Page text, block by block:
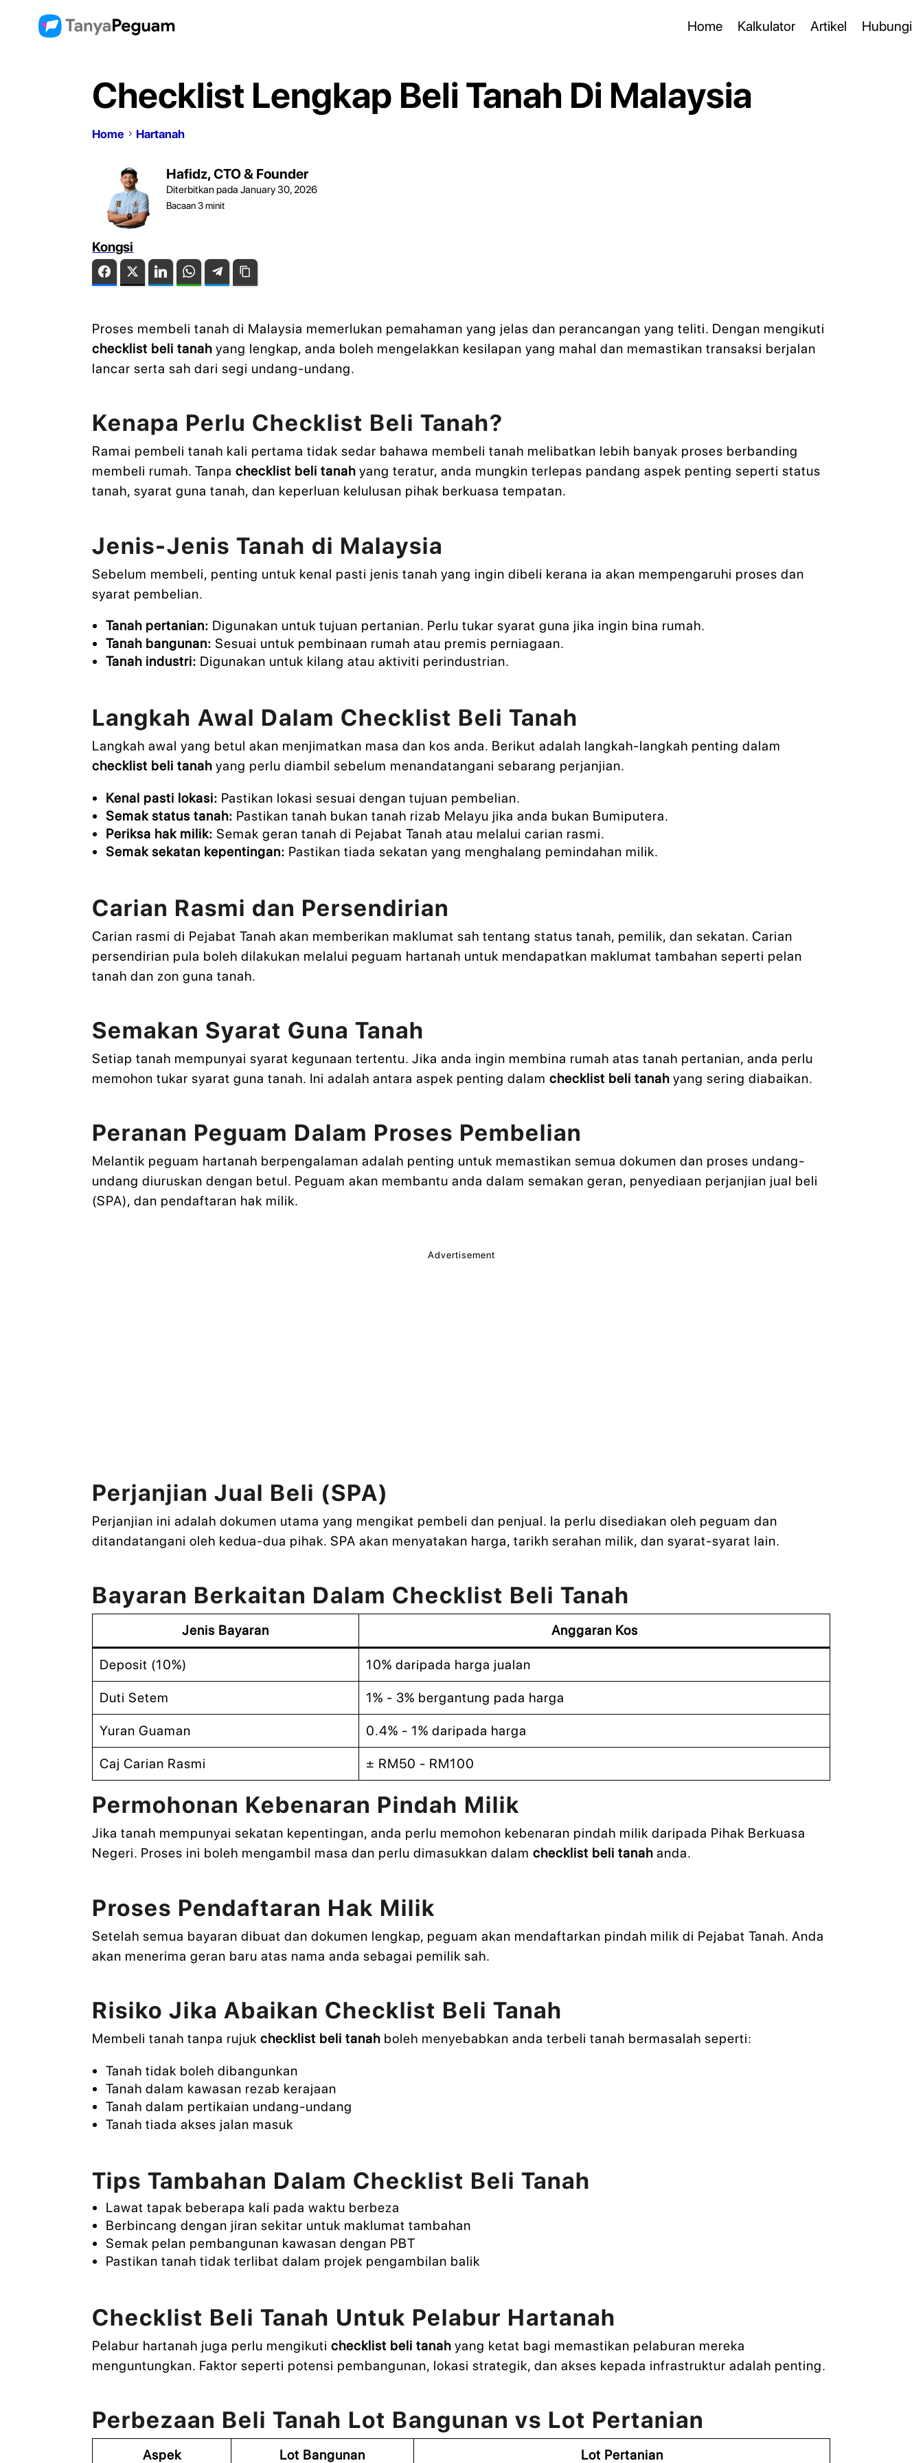
Home Kalkulator Artikel Hubungi
Checklist Lengkap Beli Tanah Di Malaysia
Home Hartanah
Hafidz, CTO & Founder
Diterbitkan pada January 30, 2026
Bacaan3minit
Kongsi
FacebookTwitter LinkedIn WhatsAppTelegram
Proses membeli tanah di Malaysia memerlukan pemahaman yang jelas dan perancangan yang teliti. Dengan mengikuti
checklist beli tanah yang lengkap, anda boleh mengelakkan kesilapan yang mahal dan memastikan transaksi berjalan
lancar serta sah dari segi undang-undang.
Kenapa Perlu Checklist Beli Tanah?
Ramai pembeli tanah kali pertama tidak sedar bahawa membeli tanah melibatkan lebih banyak proses berbanding
membeli rumah. Tanpachecklist beli tanah yang teratur, anda mungkin terlepas pandang aspek penting seperti status
tanah, syarat guna tanah, dan keperluan kelulusan pihak berkuasa tempatan.
Jenis-Jenis Tanah di Malaysia
Sebelum membeli, penting untuk kenal pasti jenis tanah yang ingin dibeli kerana ia akan mempengaruhi proses dan
syarat pembelian.
Tanah pertanian: Digunakan untuk tujuan pertanian. Perlu tukar syarat guna jika ingin bina rumah.
Tanah bangunan: Sesuai untuk pembinaan rumah atau premis perniagaan.
Tanah industri: Digunakan untuk kilang atau aktiviti perindustrian.
Langkah Awal Dalam Checklist Beli Tanah
Langkah awal yang betul akan menjimatkan masa dan kos anda. Berikut adalah langkah-langkah penting dalam
checklist beli tanah yang perlu diambil sebelum menandatangani sebarang perjanjian.
Kenal pasti lokasi: Pastikan lokasi sesuai dengan tujuan pembelian.
Semak status tanah: Pastikan tanah bukan tanah rizab Melayu jika anda bukan Bumiputera.
Periksa hak milik: Semak geran tanah di Pejabat Tanah atau melalui carian rasmi.
Semak sekatan kepentingan: Pastikan tiada sekatan yang menghalang pemindahan milik.
Carian Rasmi dan Persendirian
Carian rasmi di Pejabat Tanah akan memberikan maklumat sah tentang status tanah, pemilik, dan sekatan. Carian
persendirian pula boleh dilakukan melalui peguam hartanah untuk mendapatkan maklumat tambahan seperti pelan
tanah dan zon guna tanah.
Semakan Syarat Guna Tanah
Setiap tanah mempunyai syarat kegunaan tertentu. Jika anda ingin membina rumah atas tanah pertanian, anda perlu
memohon tukar syarat guna tanah. Ini adalah antara aspek penting dalamchecklist beli tanah yang sering diabaikan.
Peranan Peguam Dalam Proses Pembelian
Melantik peguam hartanah berpengalaman adalah penting untuk memastikan semua dokumen dan proses undang-
undang diuruskan dengan betul. Peguam akan membantu anda dalam semakan geran, penyediaan perjanjian jual beli
(SPA), dan pendaftaran hak milik.
Advertisement
Perjanjian Jual Beli (SPA)
Perjanjian ini adalah dokumen utama yang mengikat pembeli dan penjual. Ia perlu disediakan oleh peguam dan
ditandatangani oleh kedua-dua pihak. SPA akan menyatakan harga, tarikh serahan milik, dan syarat-syarat lain.
Bayaran Berkaitan Dalam Checklist Beli Tanah
Jenis Bayaran Anggaran Kos
Deposit (10%) 10% daripada harga jualan
Duti Setem 1% - 3% bergantung pada harga
Yuran Guaman 0.4% - 1% daripada harga
Caj Carian Rasmi ± RM50 - RM100
Permohonan Kebenaran Pindah Milik
Jika tanah mempunyai sekatan kepentingan, anda perlu memohon kebenaran pindah milik daripada Pihak Berkuasa
Negeri. Proses ini boleh mengambil masa dan perlu dimasukkan dalamchecklist beli tanah anda.
Proses Pendaftaran Hak Milik
Setelah semua bayaran dibuat dan dokumen lengkap, peguam akan mendaftarkan pindah milik di Pejabat Tanah. Anda
akan menerima geran baru atas nama anda sebagai pemilik sah.
Risiko Jika Abaikan Checklist Beli Tanah
Membeli tanah tanpa rujukchecklist beli tanah boleh menyebabkan anda terbeli tanah bermasalah seperti:
Tanah tidak boleh dibangunkan
Tanah dalam kawasan rezab kerajaan
Tanah dalam pertikaian undang-undang
Tanah tiada akses jalan masuk
Tips Tambahan Dalam Checklist Beli Tanah
Lawat tapak beberapa kali pada waktu berbeza
Berbincang dengan jiran sekitar untuk maklumat tambahan
Semak pelan pembangunan kawasan dengan PBT
Pastikan tanah tidak terlibat dalam projek pengambilan balik
Checklist Beli Tanah Untuk Pelabur Hartanah
Pelabur hartanah juga perlu mengikutichecklist beli tanah yang ketat bagi memastikan pelaburan mereka
menguntungkan. Faktor seperti potensi pembangunan, lokasi strategik, dan akses kepada infrastruktur adalah penting.
Perbezaan Beli Tanah Lot Bangunan vs Lot Pertanian
Aspek Lot Bangunan Lot Pertanian